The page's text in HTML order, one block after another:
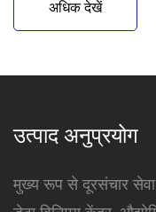
अधिक देखें
उत्पाद अनुप्रयोग
मुख्य रूप से दूरसंचार